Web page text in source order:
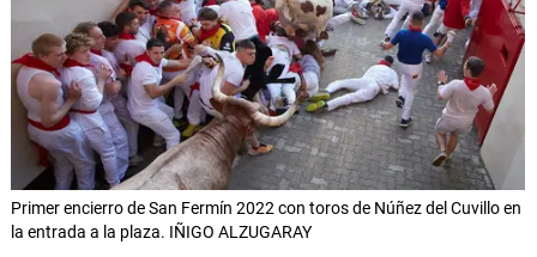
Primer encierro de San Fermín 2022 con toros de Núñez del Cuvillo en
la entrada a la plaza. IÑIGO ALZUGARAY